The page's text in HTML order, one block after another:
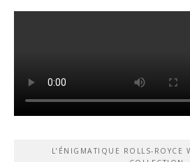
L’ÉNIGMATIQUE ROLLS-ROYCE